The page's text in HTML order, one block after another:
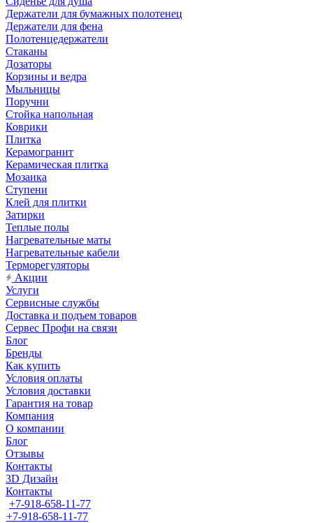
Держатели для бумажных полотенец
Держатели для фена
Полотенцедержатели
Стаканы
Дозаторы
Корзины и ведра
Мыльницы
Поручни
Стойка напольная
Коврики
Плитка
Керамогранит
Керамическая плитка
Мозаика
Ступени
Клей для плитки
Затирки
Теплые полы
Нагревательные маты
Нагревательные кабели
Терморегуляторы
Акции
Услуги
Сервисные службы
Доставка и подъем товаров
Сервес Профи на связи
Блог
Бренды
Как купить
Условия оплаты
Условия доставки
Гарантия на товар
Компания
О компании
Блог
Отзывы
Контакты
3D Дизайн
Контакты
+7-918-658-11-77
+7-918-658-11-77